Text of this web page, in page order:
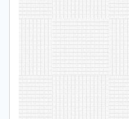
Управление образования
МО Горноуральский
ОКРУГА ГОРНОУРАЛЬСКИЙ